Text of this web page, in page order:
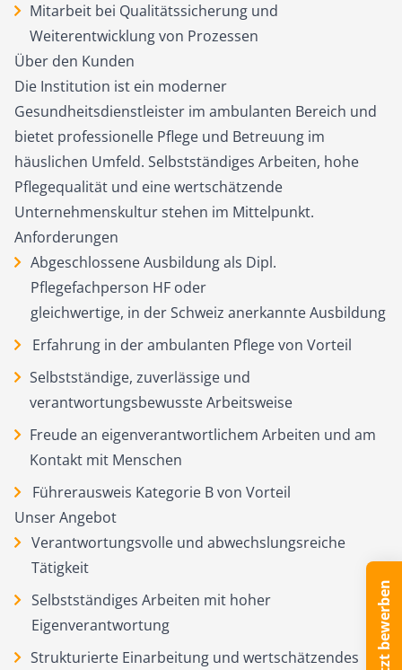
Mitarbeit bei Qualitätssicherung und
Weiterentwicklung von Prozessen
Über den Kunden
Die Institution ist ein moderner
Gesundheitsdienstleister im ambulanten Bereich und
bietet professionelle Pflege und Betreuung im
häuslichen Umfeld. Selbstständiges Arbeiten, hohe
Pflegequalität und eine wertschätzende
Unternehmenskultur stehen im Mittelpunkt.
Anforderungen
Abgeschlossene Ausbildung als Dipl.
Pflegefachperson HF oder
gleichwertige, in der Schweiz anerkannte Ausbildung
Erfahrung in der ambulanten Pflege von Vorteil
Selbstständige, zuverlässige und
verantwortungsbewusste Arbeitsweise
Freude an eigenverantwortlichem Arbeiten und am
Kontakt mit Menschen
Führerausweis Kategorie B von Vorteil
Unser Angebot
Verantwortungsvolle und abwechslungsreiche
Tätigkeit
Selbstständiges Arbeiten mit hoher
Eigenverantwortung
Strukturierte Einarbeitung und wertschätzendes
Jetzt bewerben